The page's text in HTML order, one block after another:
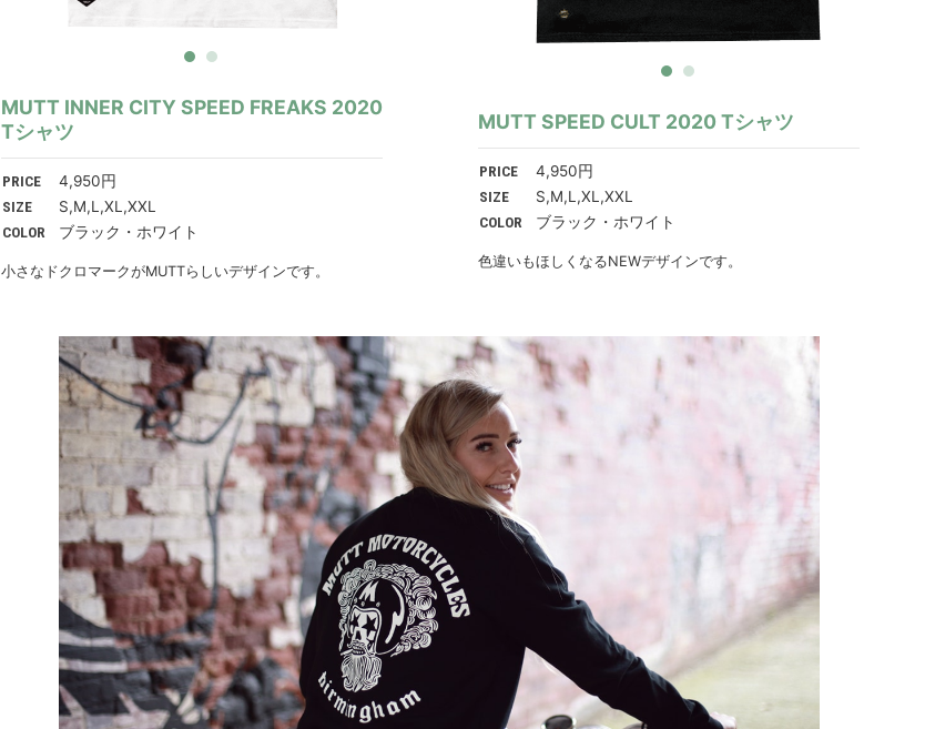
MUTT INNER CITY SPEED FREAKS 2020
Tシャツ
PRICE
4,950円
SIZE
S,M,L,XL,XXL
COLOR
ブラック・ホワイト
小さなドクロマークがMUTTらしいデザインです。
MUTT SPEED CULT 2020 Tシャツ
PRICE
4,950円
SIZE
S,M,L,XL,XXL
COLOR
ブラック・ホワイト
色違いもほしくなるNEWデザインです。